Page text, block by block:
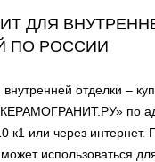
ДЛЯ
ПО РОССИИ
отделки –
по
к1 или через интернет.
может использоваться